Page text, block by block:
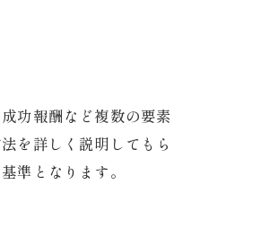
功報酬など複数の要素
を詳しく説明してもら
準となります。